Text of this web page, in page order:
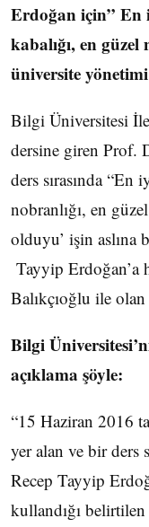
Erdoğan için” En
kabalığı, en
üniversite
Bilgi Üniversitesi
dersine giren Prof.
ders sırasında
nobranlığı, en
olduyu’ işin aslına
Tayyip Erdoğan’a
Balıkçıoğlu ile
Bilgi
açıklama şöyle:
“15 Haziran 2016
yer alan ve bir ders
Recep Tayyip
kullandığı